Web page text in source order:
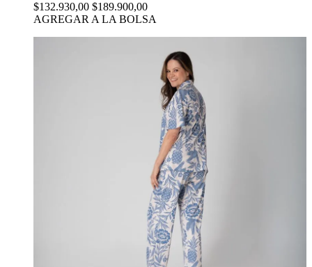
$132.930,00 $189.900,00
AGREGAR A LA BOLSA